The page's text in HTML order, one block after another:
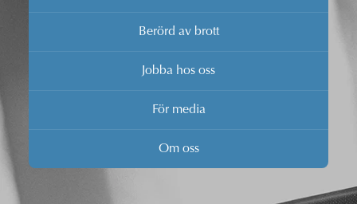
Berörd av brott
Jobba hos oss
För media
Om oss